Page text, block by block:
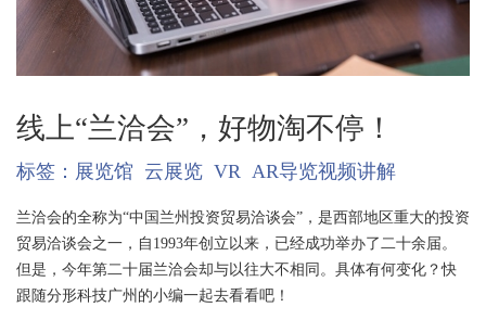
线上“兰洽会”，好物淘不停！
标签： 展览馆 云展览 VR AR导览视频讲解
兰洽会的全称为“中国兰州投资贸易洽谈会”，是西部地区重大的投资
贸易洽谈会之一，自1993年创立以来，已经成功举办了二十余届。
但是，今年第二十届兰洽会却与以往大不相同。具体有何变化？快
跟随分形科技广州的小编一起去看看吧！